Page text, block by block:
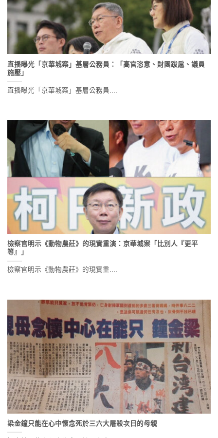
直播曝光「京華城案」基層公務員：「高官恣意、財團跋扈、議員
施壓」
直播曝光「京華城案」基層公務員....
檢察官明示《動物農莊》的現實重演：京華城案「比別人『更平
等』」
檢察官明示《動物農莊》的現實重....
梁金鐘只能在心中懷念死於三六大屠殺次日的母親